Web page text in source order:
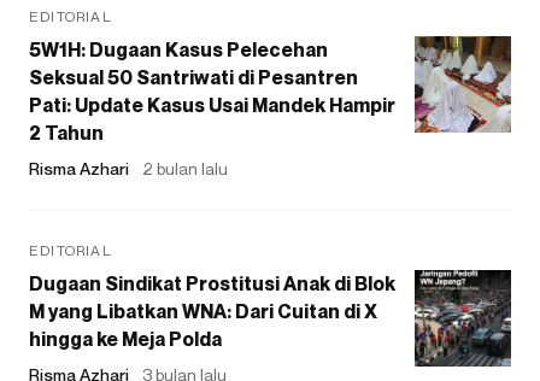
EDITORIAL
5W1H: Dugaan Kasus Pelecehan
Seksual 50 Santriwati di Pesantren
Pati: Update Kasus Usai Mandek Hampir
2 Tahun
Risma Azhari 2 bulan lalu
EDITORIAL
Dugaan Sindikat Prostitusi Anak di Blok
M yang Libatkan WNA: Dari Cuitan di X
hingga ke Meja Polda
Risma Azhari 3 bulan lalu